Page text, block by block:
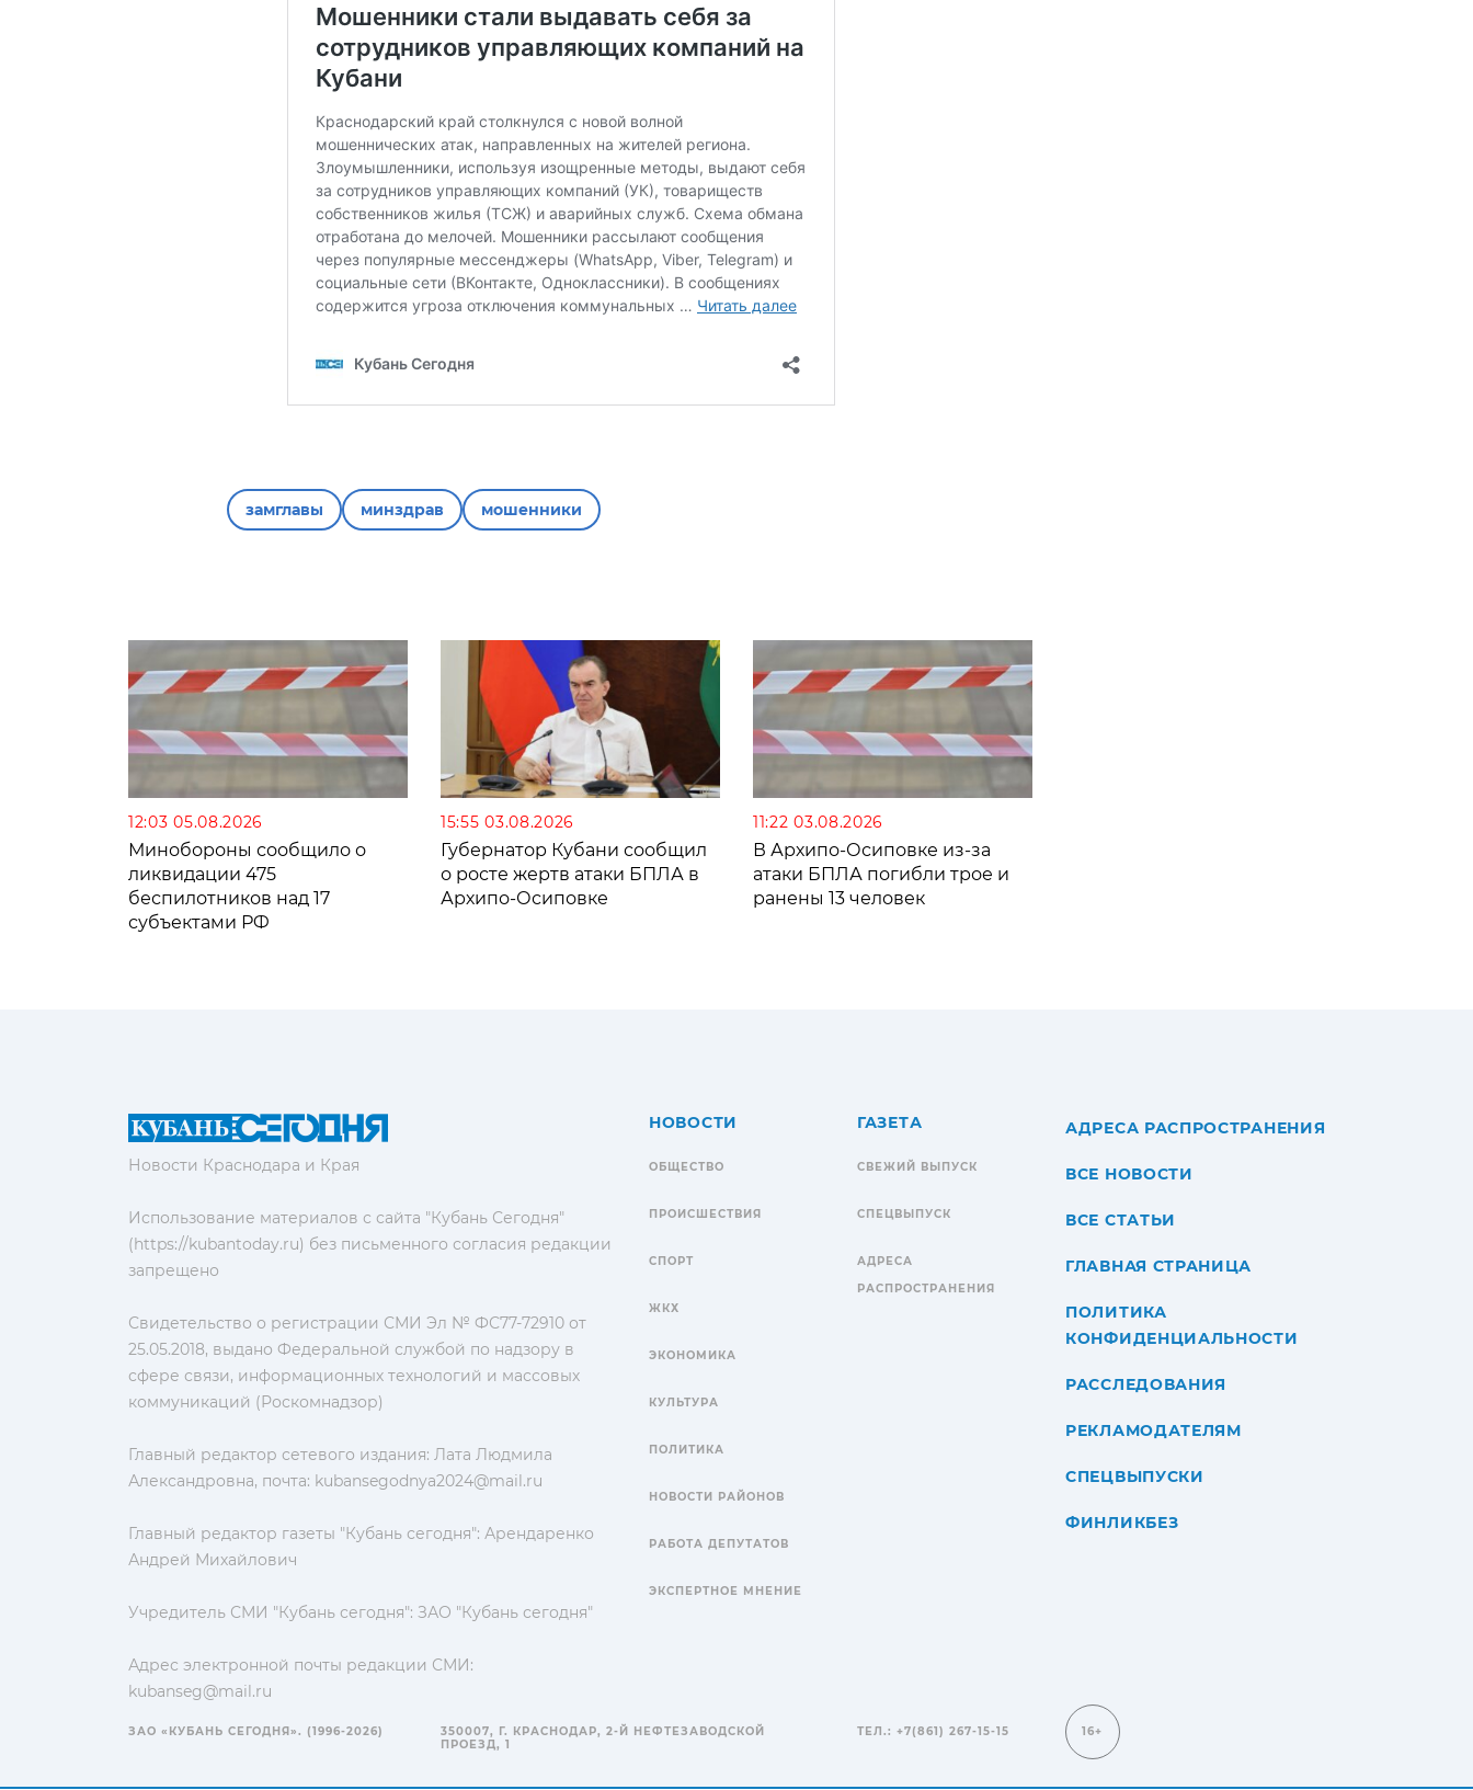
замглавы минздрав мошенники
12:03 05.08.2026
Минобороны сообщило о
ликвидации 475
беспилотников над 17
субъектами РФ
15:55 03.08.2026
Губернатор Кубани сообщил
о росте жертв атаки БПЛА в
Архипо-Осиповке
11:22 03.08.2026
В Архипо-Осиповке из-за
атаки БПЛА погибли трое и
ранены 13 человек
Новости Краснодара и Края
Использование материалов с сайта "Кубань Сегодня"
(https://kubantoday.ru) без письменного согласия редакции
запрещено
Свидетельство о регистрации СМИ Эл № ФС77-72910 от
25.05.2018, выдано Федеральной службой по надзору в
сфере связи, информационных технологий и массовых
коммуникаций (Роскомнадзор)
Главный редактор сетевого издания: Лата Людмила
Александровна, почта: kubansegodnya2024@mail.ru
Главный редактор газеты "Кубань сегодня": Арендаренко
Андрей Михайлович
Учредитель СМИ "Кубань сегодня": ЗАО "Кубань сегодня"
Адрес электронной почты редакции СМИ:
kubanseg@mail.ru
НОВОСТИ
ОБЩЕСТВО
ПРОИСШЕСТВИЯ
СПОРТ
ЖКХ
ЭКОНОМИКА
КУЛЬТУРА
ПОЛИТИКА
НОВОСТИ РАЙОНОВ
РАБОТА ДЕПУТАТОВ
ЭКСПЕРТНОЕ МНЕНИЕ
ГАЗЕТА
СВЕЖИЙ ВЫПУСК
СПЕЦВЫПУСК
АДРЕСА
РАСПРОСТРАНЕНИЯ
АДРЕСА РАСПРОСТРАНЕНИЯ
ВСЕ НОВОСТИ
ВСЕ СТАТЬИ
ГЛАВНАЯ СТРАНИЦА
ПОЛИТИКА
КОНФИДЕНЦИАЛЬНОСТИ
РАССЛЕДОВАНИЯ
РЕКЛАМОДАТЕЛЯМ
СПЕЦВЫПУСКИ
ФИНЛИКБЕЗ
ЗАО «КУБАНЬ СЕГОДНЯ». (1996-2026)
350007, Г. КРАСНОДАР, 2-Й НЕФТЕЗАВОДСКОЙ
ПРОЕЗД, 1
ТЕЛ.: +7(861) 267-15-15 16+